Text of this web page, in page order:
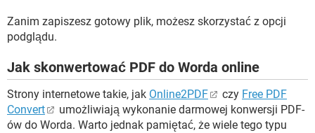
Zanim zapiszesz gotowy plik, możesz skorzystać z opcji
podglądu.
Jak skonwertować PDF do Worda online
Strony internetowe takie, jak Online2PDF czy Free PDF
Convert
umożliwiają wykonanie darmowej konwersji PDF-
ów do Worda. Warto jednak pamiętać, że wiele tego typu